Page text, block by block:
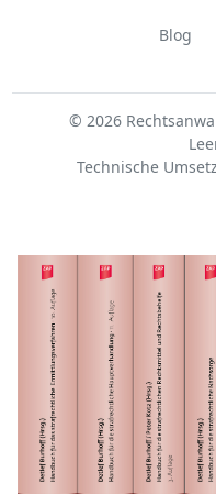
Blog
© 2026
Technische